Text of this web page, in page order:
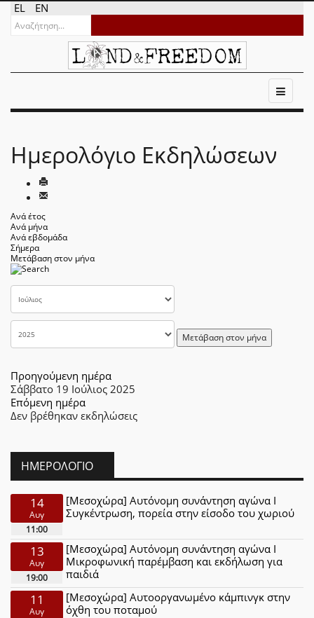
EL EN
Ημερολόγιο Εκδηλώσεων
Ανά έτος
Ανά μήνα
Ανά εβδομάδα
Σήμερα
Μετάβαση στον μήνα
Μετάβαση στον μήνα
Προηγούμενη ημέρα
Σάββατο 19 Ιούλιος 2025
Επόμενη ημέρα
Δεν βρέθηκαν εκδηλώσεις
ΗΜΕΡΟΛΌΓΙΟ
14
Αυγ
11:00
[Μεσοχώρα] Αυτόνομη συνάντηση αγώνα Ι
Συγκέντρωση, πορεία στην είσοδο του χωριού
13
Αυγ
19:00
[Μεσοχώρα] Αυτόνομη συνάντηση αγώνα Ι
Μικροφωνική παρέμβαση και εκδήλωση για
παιδιά
11
Αυγ
[Μεσοχώρα] Αυτοοργανωμένο κάμπινγκ στην
όχθη του ποταμού